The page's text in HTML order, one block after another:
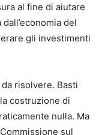
al fine di aiutare
del
gli investimenti
risolvere. Basti
costruzione di
nulla. Ma
sul